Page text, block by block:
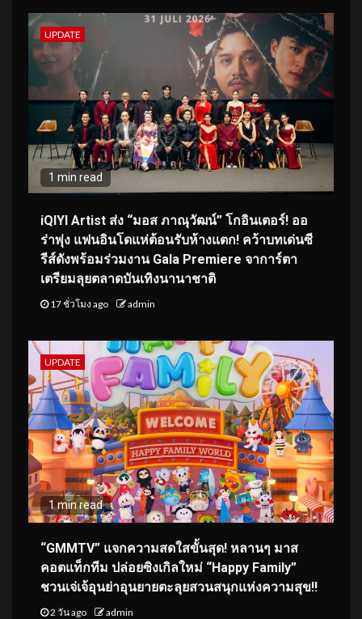
UPDATE
1 min read
iQIYI Artist ส่ง “มอส ภาณุวัฒน์” โกอินเตอร์! ออ
ร่าพุ่ง แฟนอินโดแห่ต้อนรับห้างแตก! คว้าบทเด่นซี
รีส์ดังพร้อมร่วมงาน Gala Premiere จาการ์ตา
เตรียมลุยตลาดบันเทิงนานาชาติ
17 ชั่วโมง ago admin
UPDATE
1 min read
“GMMTV” แจกความสดใสขั้นสุด! หลานๆ มาส
คอตแท็กทีม ปล่อยซิงเกิลใหม่ “Happy Family”
ชวนเจ่เจ้อุนย่าอุนยายตะลุยสวนสนุกแห่งความสุข!!
2 วัน ago admin